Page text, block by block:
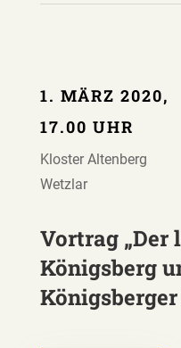
1. MÄRZ 2020,
17.00 UHR
Kloster Altenberg
Wetzlar
Vortrag „Der
Königsberg